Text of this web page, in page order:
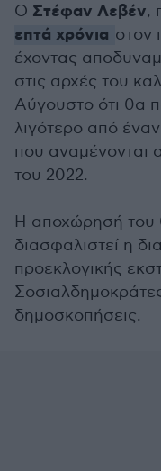
Ο Στέφαν Λεβέν,
επτά χρόνια στον
έχοντας
στις αρχές του
Αύγουστο ότι θα
λιγότερο από
που αναμένονται
του 2022.
Η αποχώρησή του
διασφαλιστεί η
προεκλογικής
δημοσκοπήσεις.